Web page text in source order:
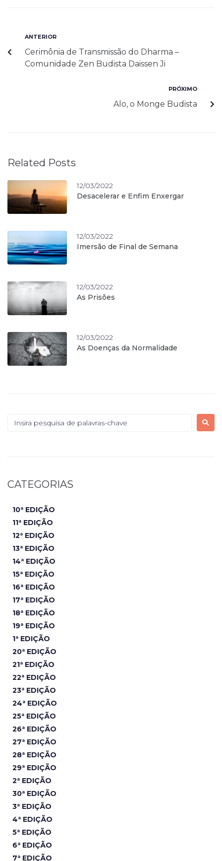
ANTERIOR
Cerimônia de Transmissão do Dharma –
Comunidade Zen Budista Daissen Ji
PRÓXIMO
Alo, o Monge Budista
Related Posts
12/03/2022
Desacelerar e Enfim Enxergar
12/03/2022
Imersão de Final de Semana
12/03/2022
As Prisões
12/03/2022
As Doenças da Normalidade
CATEGORIAS
10ª EDIÇÃO
11ª EDIÇÃO
12ª EDIÇÃO
13ª EDIÇÃO
14ª EDIÇÃO
15ª EDIÇÃO
16ª EDIÇÃO
17ª EDIÇÃO
18ª EDIÇÃO
19ª EDIÇÃO
1ª EDIÇÃO
20ª EDIÇÃO
21ª EDIÇÃO
22ª EDIÇÃO
23ª EDIÇÃO
24ª EDIÇÃO
25ª EDIÇÃO
26ª EDIÇÃO
27ª EDIÇÃO
28ª EDIÇÃO
29ª EDIÇÃO
2ª EDIÇÃO
30ª EDIÇÃO
3ª EDIÇÃO
4ª EDIÇÃO
5ª EDIÇÃO
6ª EDIÇÃO
7ª EDIÇÃO